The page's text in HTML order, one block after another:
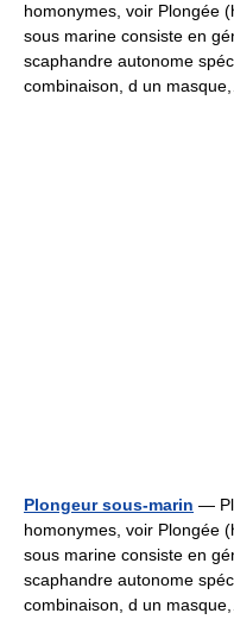
homonymes, voir Plongée
sous marine consiste en
scaphandre autonome
combinaison, d un
Plongeur sous-marin —
homonymes, voir Plongée
sous marine consiste en
scaphandre autonome
combinaison, d un